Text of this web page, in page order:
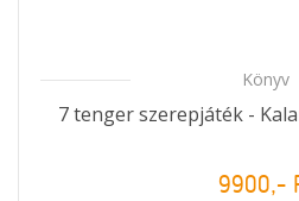
Könyv
7 tenger szerepjáték -
9900,-